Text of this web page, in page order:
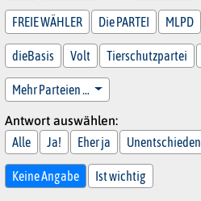
FREIE WÄHLER Die PARTEI MLPD
dieBasis Volt Tierschutzpartei
Mehr Parteien …
Antwort auswählen:
Alle
Ja! Eher ja Unentschieden
Keine Angabe Ist wichtig